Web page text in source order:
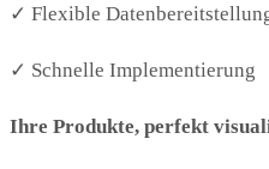
✓ Flexible
✓ Schnelle Implementierung
Ihre Produkte, perfekt